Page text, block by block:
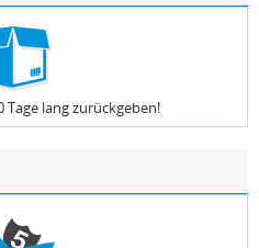
Tage lang zurückgeben!